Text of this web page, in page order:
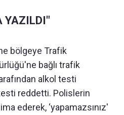
YAZILDI"
bölgeye Trafik
bağlı trafik
alkol testi
reddetti. Polislerin
ederek, ‘yapamazsınız'